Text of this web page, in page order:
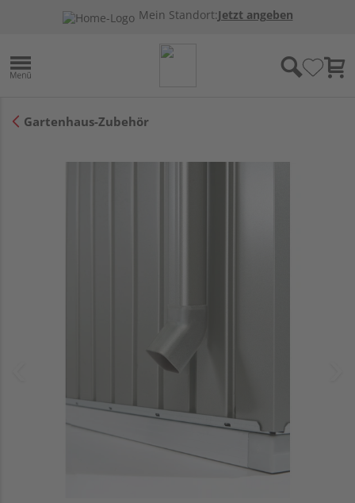
Mein Standort:Jetzt angeben
Gartenhaus-Zubehör